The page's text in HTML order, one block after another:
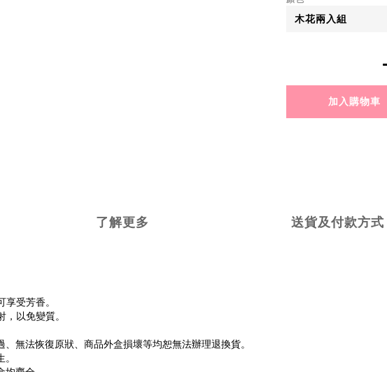
加入購物車
了解更多 送貨及付款方式
受芳香。
以免變質。
無法恢復原狀、商品外盒損壞等均恕無法辦理退換貨。
。